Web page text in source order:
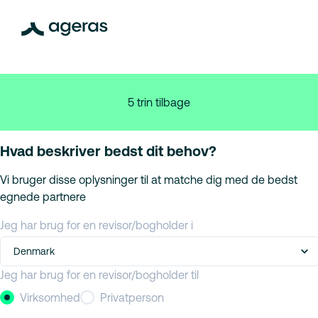
5 trin tilbage
Hvad beskriver bedst dit behov?
Vi bruger disse oplysninger til at matche dig med de bedst
egnede partnere
Jeg har brug for en revisor/bogholder i
Denmark
Jeg har brug for en revisor/bogholder til
Virksomhed
Privatperson